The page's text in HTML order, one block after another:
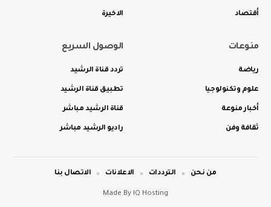
أقتصاد الاخيرة
منوعات
رياضة
علوم وتكنولوجيا
أخبار منوعة
ثقافة وفن
الوصول السريع
تردد قناة الرشيد
تطبيق قناة الرشيد
قناة الرشيد مباشر
راديو الرشيد مباشر
Made By IQ Hosting
من نحن الترددات الاعلانات الاتصال بنا